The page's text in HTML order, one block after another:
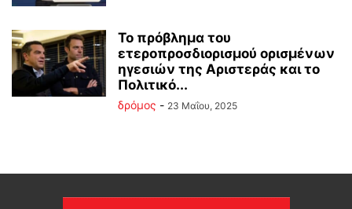
Το πρόβλημα του
ετεροπροσδιορισμού ορισμένων
ηγεσιών της Αριστεράς και το
Πολιτικό...
δρόμος - 23 Μαΐου, 2025